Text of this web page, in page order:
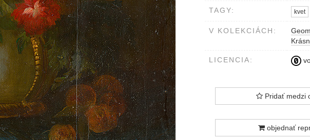
TAGY: kvet
V KOLEKCIÁCH:
LICENCIA:
Pridať medzi
objednať